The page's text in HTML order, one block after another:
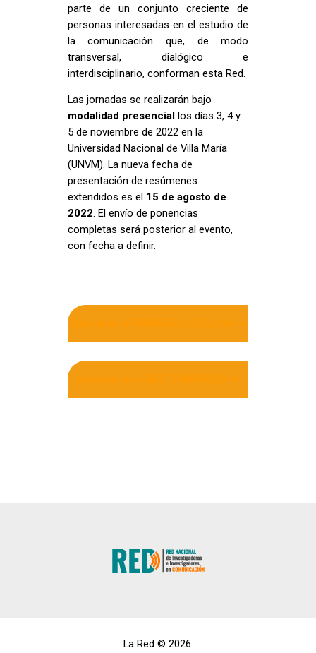
parte de un conjunto creciente de
personas interesadas en el estudio de
la comunicación que, de modo
transversal, dialógico e
interdisciplinario, conforman esta Red.
Las jornadas se realizarán bajo
modalidad presencial
los días 3, 4 y
5 de noviembre de 2022 en la
Universidad Nacional de Villa María
(UNVM). La nueva fecha de
presentación de resúmenes
extendidos es el 15 de agosto de
2022. El envío de ponencias
completas será posterior al evento,
con fecha a definir.
La Red © 2026.